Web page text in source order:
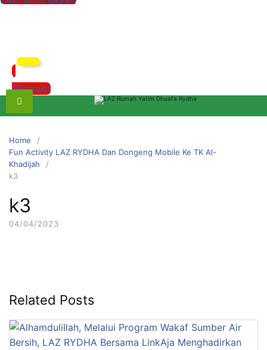
xzczc
Donasi
Home
Fun Activity LAZ RYDHA Dan Dongeng Mobile Ke TK Al-
Khadijah
k3
k3
04/04/2023
Related Posts